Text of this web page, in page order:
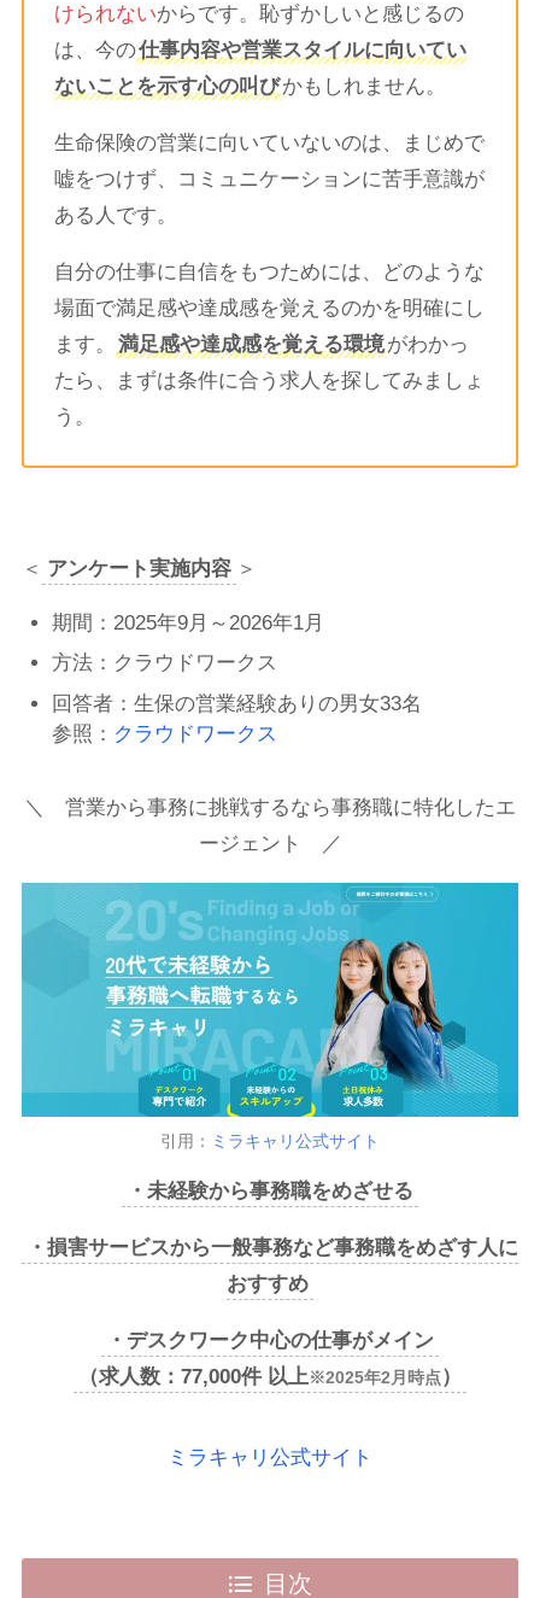
けられないからです。恥ずかしいと感じるの
は、今の仕事内容や営業スタイルに向いてい
ないことを示す心の叫びかもしれません。
生命保険の営業に向いていないのは、まじめで
嘘をつけず、コミュニケーションに苦手意識が
ある人です。
自分の仕事に自信をもつためには、どのような
場面で満足感や達成感を覚えるのかを明確にし
ます。
満足感や達成感を覚える環境がわかっ
たら、まずは条件に合う求人を探してみましょ
う。
＜ アンケート実施内容 ＞
期間：2025年9月～2026年1月
方法：クラウドワークス
回答者：生保の営業経験ありの男女33名
参照： クラウドワークス
＼ 営業から事務に挑戦するなら事務職に特化したエ
ージェント ／
引用： ミラキャリ公式サイト
・未経験から事務職をめざせる
・損害サービスから一般事務など事務職をめざす人に
おすすめ
・デスクワーク中心の仕事がメイン
（求人数：77,000件 以上 ※2025年2月時点）
ミラキャリ公式サイト
目次